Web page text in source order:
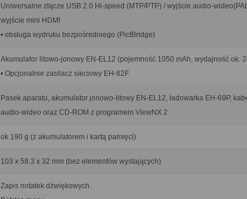
Uniwersalne złącze USB 2.0 Hi-speed (MTP/PTP) / wyjście audio-
wyjście mini HDMI
• obsługa wydruku bezpośredniego (PictBridge)
Akumulator litowo-jonowy EN-EL12 (pojemność 1050 mAh, wydajność ok.
• Opcjonalnie zasilacz sieciowy EH-62F
Pasek aparatu, akumulator jonowo-litowy EN-EL12, ładowarka EH-69P,
audio-wideo oraz CD-ROM z programem ViewNX 2
ok 190 g (z akumulatorem i kartą pamięci)
103 x 58.3 x 32 mm (bez elementów wystających)
Zapis notatek dźwiękowych.